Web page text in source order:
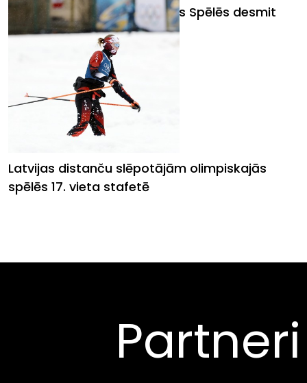
Eidukai 15. vieta Olimpiskajās Spēlēs desmit
kilometru distancē
Latvijas distanču slēpotājām olimpiskajās
spēlēs 17. vieta stafetē
Partneri